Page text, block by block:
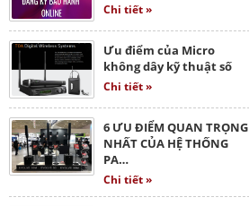
Chi tiết »
Ưu điểm của Micro
không dây kỹ thuật số
Chi tiết »
6 ƯU ĐIỂM QUAN TRỌNG
NHẤT CỦA HỆ THỐNG
PA…
Chi tiết »